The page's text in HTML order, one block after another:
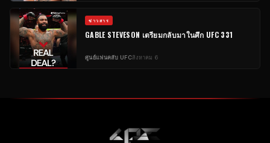
ข่าวสาร
GABLE STEVESON เตรียมกลับมาในศึก UFC 331
ศูนย์แฟนคลับ UFCสิงหาคม 6